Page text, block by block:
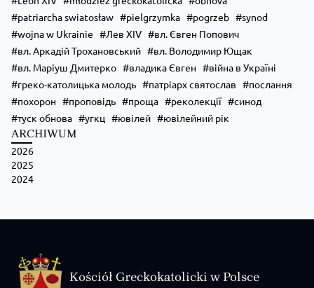
patriarcha swiatosław
pielgrzymka pogrzeb
synod
wojna w Ukrainie
Лев XIV
вл. Євген Попович
вл. Аркадій Трохановський
вл. Володимир Ющак
вл. Маріуш Дмитерко
владика Євген
війна в Україні
греко-католицька молодь
патріарх святослав
послання
похорон
проповідь проща реколекції
синод
туск обнова
угкц ювілей ювілейний рік
ARCHIWUM
2026
2025
2024
Kościół Greckokatolicki w Polsce